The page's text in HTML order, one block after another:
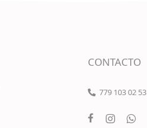
CONTACTO
779 103 02 53